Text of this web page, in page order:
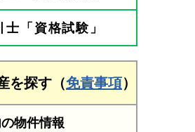
士「資格試験」
を探す（免責事項）
物件情報